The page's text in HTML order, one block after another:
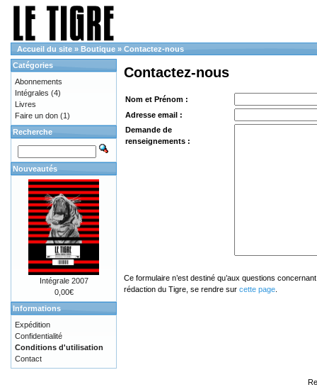
Accueil du site » Boutique » Contactez-nous
Contactez-nous
Nom et Prénom :
Adresse email :
Demande de
renseignements :
Ce formulaire n’est destiné qu’aux questions
rédaction du Tigre, se rendre sur cette page
Catégories
Abonnements
Intégrales (4)
Livres
Faire un don (1)
Recherche
Nouveautés
Intégrale 2007
0,00€
Informations
Expédition
Confidentialité
Conditions d'utilisation
Contact